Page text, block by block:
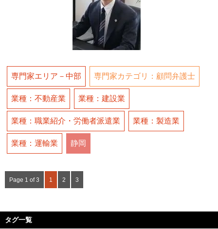
専門家エリア－中部 専門家カテゴリ：顧問弁護士
業種：不動産業 業種：建設業
業種：職業紹介・労働者派遣業 業種：製造業
業種：運輸業 静岡
Page 1 of 3 1 2 3
タグ一覧